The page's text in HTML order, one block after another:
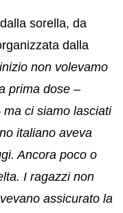
sorella, da
dalla
non volevamo
prima dose –
ci siamo lasciati
italiano aveva
Ancora poco o
I ragazzi non
assicurato la